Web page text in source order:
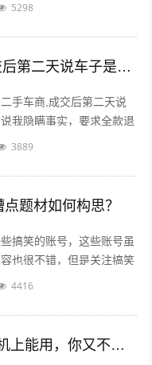
5298
? :一手车卖给了二手车商,成交后第二天说车子是事故车，说隐瞒事实？
手车商,成交后第二天说
我隐瞒事实，要求全款退
报警处理。二手车行在
3889
题材如何构思？
搞笑的账号，这些账号虽
也很不错，但是关注搞笑
数都是为了开心的，所以
4416
91短视频版ios :有哪些苹果手机上能用，你又不愿意让人知道的好用的app呢？